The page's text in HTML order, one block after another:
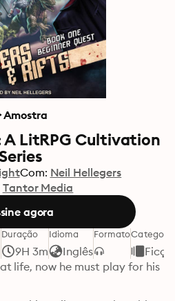
Amostra
A LitRPG Cultivation
Com: Neil Hellegers
Tantor Media
agora
Duração
9H 3m
Idioma
Inglês
FormatoCategoria
life, now he must play for his